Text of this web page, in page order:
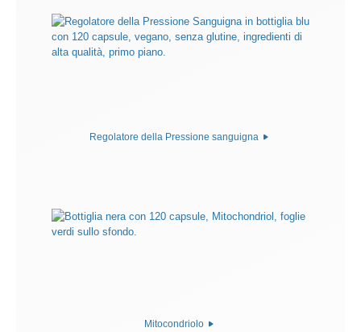
Regolatore della Pressione sanguigna
Mitocondriolo